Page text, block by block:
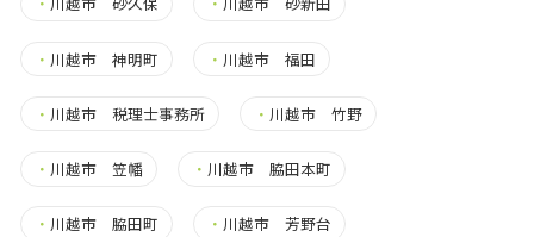
・ 川越市 神明町 ・ 川越市 福田
・ 川越市 税理士事務所 ・ 川越市 竹野
・ 川越市 笠幡 ・ 川越市 脇田本町
・ 川越市 脇田町 ・ 川越市 芳野台